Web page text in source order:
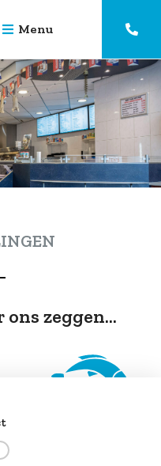
 Menu 
zeggen...